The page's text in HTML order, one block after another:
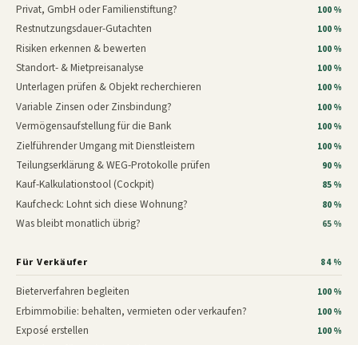
Privat, GmbH oder Familienstiftung? 100 %
Restnutzungsdauer-Gutachten 100 %
Risiken erkennen & bewerten 100 %
Standort- & Mietpreisanalyse 100 %
Unterlagen prüfen & Objekt recherchieren 100 %
Variable Zinsen oder Zinsbindung? 100 %
Vermögensaufstellung für die Bank 100 %
Zielführender Umgang mit Dienstleistern 100 %
Teilungserklärung & WEG-Protokolle prüfen 90 %
Kauf-Kalkulationstool (Cockpit) 85 %
Kaufcheck: Lohnt sich diese Wohnung? 80 %
Was bleibt monatlich übrig? 65 %
Für Verkäufer 84 %
Bieterverfahren begleiten 100 %
Erbimmobilie: behalten, vermieten oder verkaufen? 100 %
Exposé erstellen 100 %